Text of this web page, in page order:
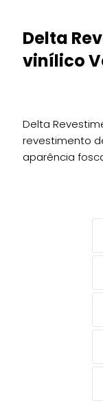
Delta
vinílico
Delta
revestimento
aparência